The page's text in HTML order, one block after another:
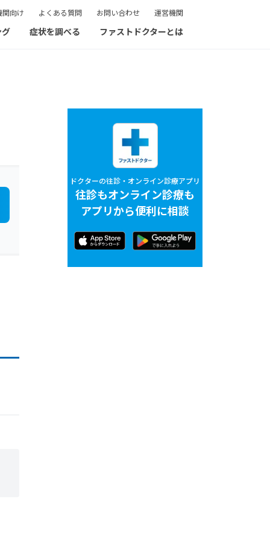
関向け よくある質問 お問い合わせ 運営機関
症状を調べる ファストドクターとは
ドクターの往診・オンライン診療アプリ
往診もオンライン診療も
アプリから便利に相談